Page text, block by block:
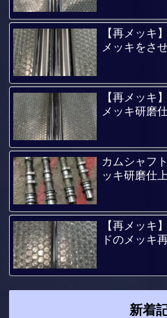
【再メッキ
メッキをさ
【再メッキ
メッキ研磨
カムシャフ
ッキ研磨仕上
【再メッキ
ドのメッキ
新着